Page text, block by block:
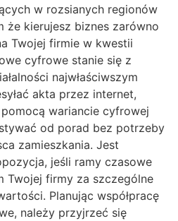
w rozsianych regionów
że kierujesz biznes zarówno
Twojej firmie w kwestii
cyfrowe stanie się z
najwłaściwszym
akta przez internet,
wariancie cyfrowej
od porad bez potrzeby
zamieszkania. Jest
jeśli ramy czasowe
Twojej firmy za szczególne
Planując współpracę
należy przyjrzeć się